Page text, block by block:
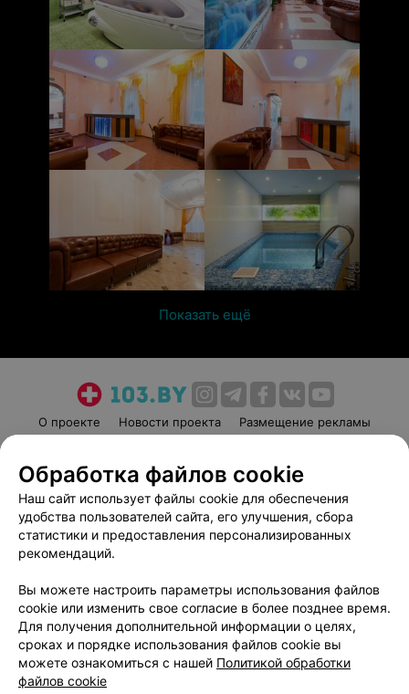
Показать ещё
О проекте Новости проекта
Размещение рекламы
Пользовательское соглашение
Способы оплаты
Вакансии
Партнеры
Написать руководителю 103.by
Обработка персональных данных
Обработка файлов cookie
Наш сайт использует файлы cookie для обеспечения
удобства пользователей сайта, его улучшения, сбора
статистики и предоставления персонализированных
рекомендаций.
Вы можете настроить параметры использования файлов
cookie или изменить свое согласие в более позднее время.
Для получения дополнительной информации о целях,
сроках и порядке использования файлов cookie вы
можете ознакомиться с нашей Политикой обработки
файлов cookie